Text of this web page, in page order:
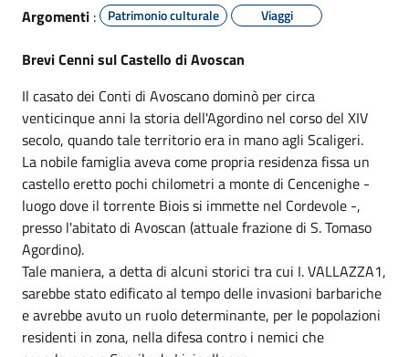
Argomenti : Patrimonio culturale Viaggi
Brevi Cenni sul Castello di Avoscan
Il casato dei Conti di Avoscano dominò per circa
venticinque anni la storia dell'Agordino nel corso del XIV
secolo, quando tale territorio era in mano agli Scaligeri.
La nobile famiglia aveva come propria residenza fissa un
castello eretto pochi chilometri a monte di Cencenighe -
luogo dove il torrente Biois si immette nel Cordevole -,
presso l'abitato di Avoscan (attuale frazione di S. Tomaso
Agordino).
Tale maniera, a detta di alcuni storici tra cui I. VALLAZZA1,
sarebbe stato edificato al tempo delle invasioni barbariche
e avrebbe avuto un ruolo determinante, per le popolazioni
residenti in zona, nella difesa contro i nemici che